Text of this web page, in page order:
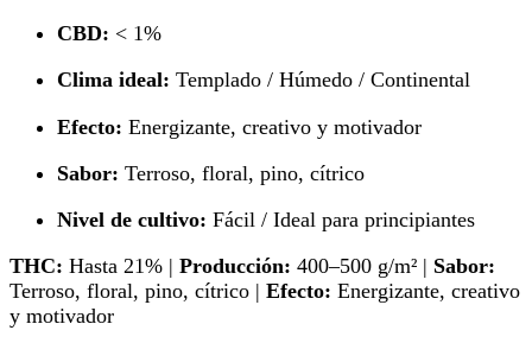
CBD: < 1%
Clima ideal: Templado / Húmedo / Continental
Efecto: Energizante, creativo y motivador
Sabor: Terroso, floral, pino, cítrico
Nivel de cultivo: Fácil / Ideal para principiantes
THC: Hasta 21% | Producción: 400–500 g/m² | Sabor:
Terroso, floral, pino, cítrico | Efecto: Energizante, creativo
y motivador